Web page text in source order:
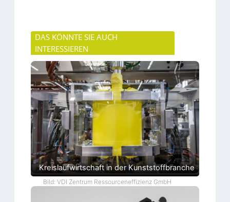
DAS KÖNNTE SIE AUCH
INTERESSIEREN
Kreislaufwirtschaft in der Kunststoffbranche
Bild: VDI Zentrum Ressourceneffizienz GmbH